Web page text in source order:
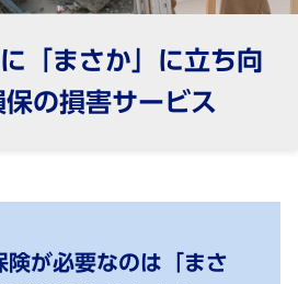
「まさか」に立ち向
の損害サービス
険が必要なのは「まさ